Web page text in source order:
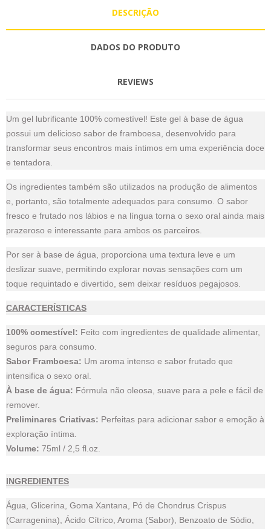
DESCRIÇÃO
DADOS DO PRODUTO
REVIEWS
Um gel lubrificante 100% comestível! Este gel à base de água
possui um delicioso sabor de framboesa, desenvolvido para
transformar seus encontros mais íntimos em uma experiência doce
e tentadora.
Os ingredientes também são utilizados na produção de alimentos
e, portanto, são totalmente adequados para consumo. O sabor
fresco e frutado nos lábios e na língua torna o sexo oral ainda mais
prazeroso e interessante para ambos os parceiros.
Por ser à base de água, proporciona uma textura leve e um
deslizar suave, permitindo explorar novas sensações com um
toque requintado e divertido, sem deixar resíduos pegajosos.
CARACTERÍSTICAS
100% comestível: Feito com ingredientes de qualidade alimentar,
seguros para consumo.
Sabor Framboesa: Um aroma intenso e sabor frutado que
intensifica o sexo oral.
À base de água: Fórmula não oleosa, suave para a pele e fácil de
remover.
Preliminares Criativas: Perfeitas para adicionar sabor e emoção à
exploração íntima.
Volume: 75ml / 2,5 fl.oz.
INGREDIENTES
Água, Glicerina, Goma Xantana, Pó de Chondrus Crispus
(Carragenina), Ácido Cítrico, Aroma (Sabor), Benzoato de Sódio,